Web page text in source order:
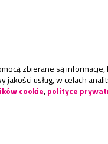
zbierane są
usług, w celach
cookie,polityce